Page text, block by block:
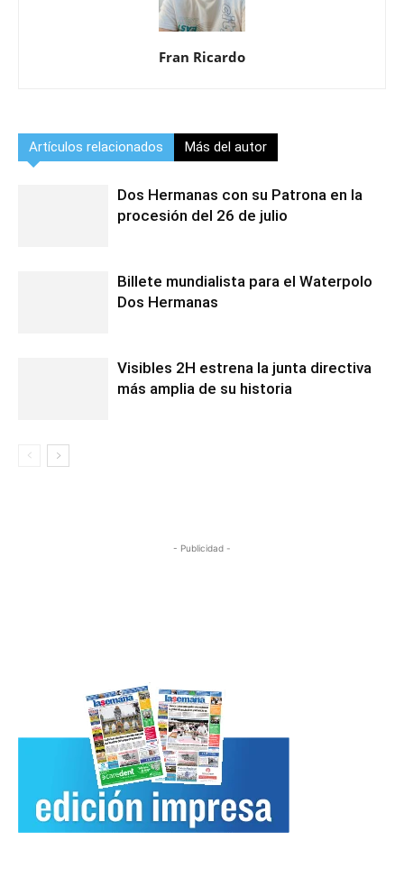
Fran Ricardo
Artículos relacionados Más del autor
Dos Hermanas con su Patrona en la
procesión del 26 de julio
Billete mundialista para el Waterpolo
Dos Hermanas
Visibles 2H estrena la junta directiva
más amplia de su historia
- Publicidad -